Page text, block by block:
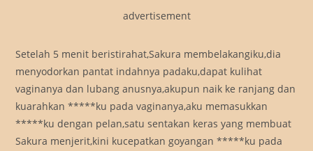
advertisement
Setelah 5 menit beristirahat,Sakura membelakangiku,dia
menyodorkan pantat indahnya padaku,dapat kulihat
vaginanya dan lubang anusnya,akupun naik ke ranjang dan
kuarahkan *****ku pada vaginanya,aku memasukkan
*****ku dengan pelan,satu sentakan keras yang membuat
Sakura menjerit,kini kucepatkan goyangan *****ku pada